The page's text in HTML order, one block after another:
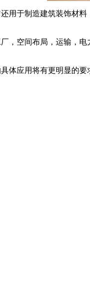
于制造建筑装饰材料
空间布局，运输，电
应用将有更明显的要